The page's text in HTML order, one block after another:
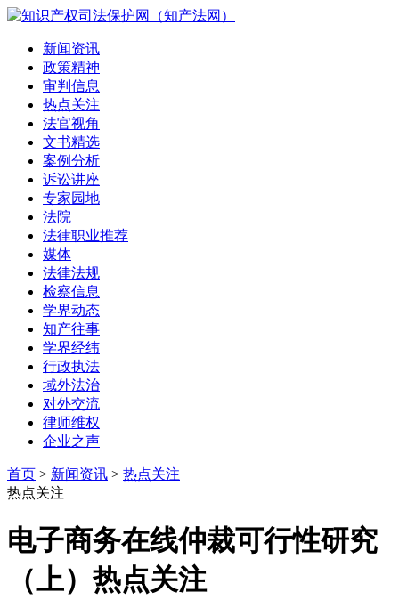
新闻资讯
政策精神
审判信息
热点关注
法官视角
文书精选
案例分析
诉讼讲座
专家园地
法院
法律职业推荐
媒体
法律法规
检察信息
学界动态
知产往事
学界经纬
行政执法
域外法治
对外交流
律师维权
企业之声
首页 > 新闻资讯 > 热点关注
热点关注
电子商务在线仲裁可行性研究
（上）热点关注